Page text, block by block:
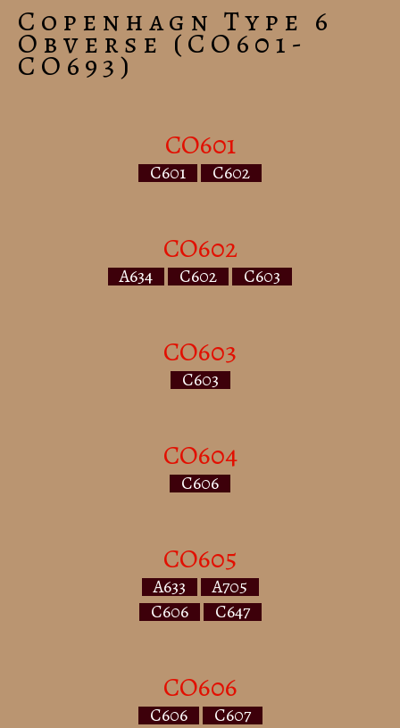
Copenhagn Type 6
Obverse (CO601-
CO693)
CO601
C601 C602
CO602
A634 C602 C603
CO603
C603
CO604
C606
CO605
A633
A705
C606
C647
CO606
C606 C607